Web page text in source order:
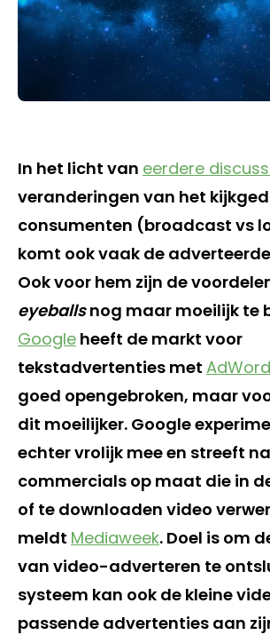
In het licht van eerdere
veranderingen van het
consumenten (broadcast vs
komt ook vaak de
Ook voor hem zijn de
eyeballsnog maar moeilijk te
Google heeft de markt voor
tekstadvertenties met
goed opengebroken, maar
dit moeilijker. Google
echter vrolijk mee en streeft
commercials op maat die in
of te downloaden video
meldt Mediaweek. Doel is om
van video-adverteren te
systeem kan ook de kleine
passende advertenties aan